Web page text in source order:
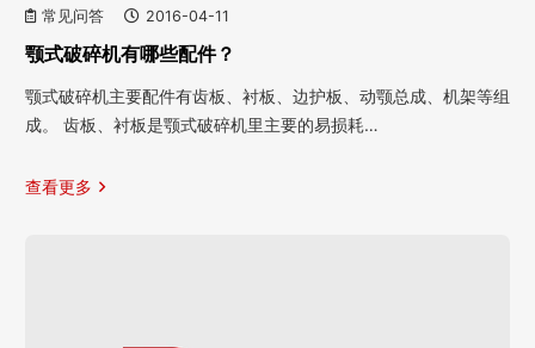
常见问答 2016-04-11
颚式破碎机有哪些配件？
颚式破碎机主要配件有齿板、衬板、边护板、动颚总成、机架等组
成。 齿板、衬板是颚式破碎机里主要的易损耗…
查看更多